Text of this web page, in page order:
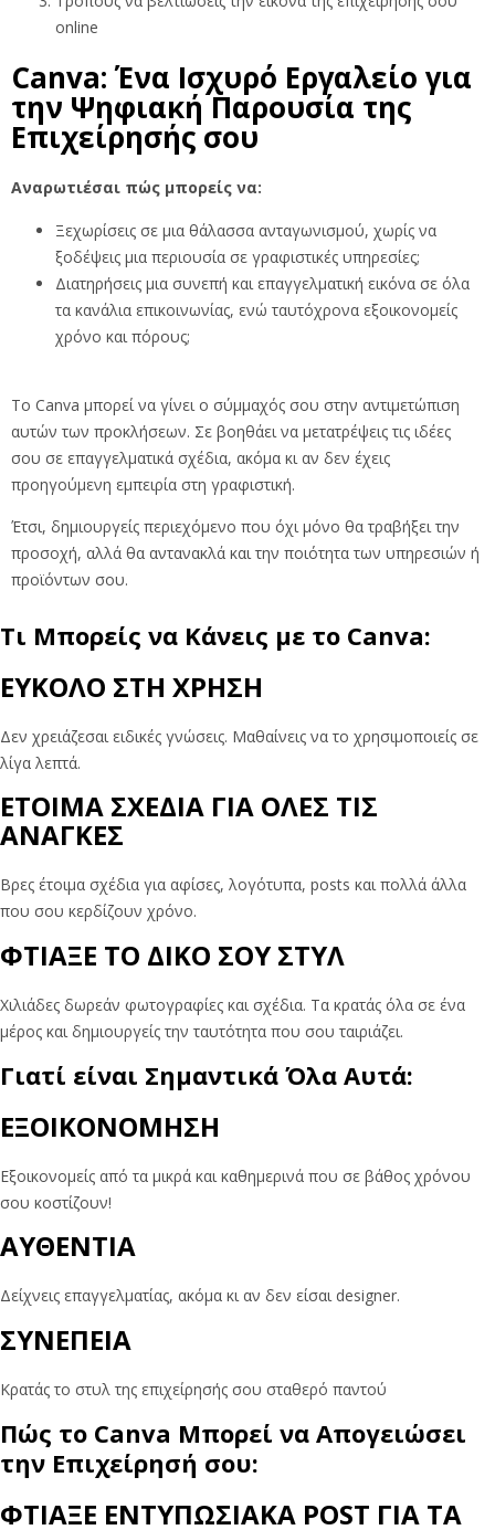
online
Canva: Ένα Ισχυρό Εργαλείο για
την Ψηφιακή Παρουσία της
Επιχείρησής σου
Αναρωτιέσαι πώς μπορείς να:
Ξεχωρίσεις σε μια θάλασσα ανταγωνισμού, χωρίς να
ξοδέψεις μια περιουσία σε γραφιστικές υπηρεσίες;
Διατηρήσεις μια συνεπή και επαγγελματική εικόνα σε όλα
τα κανάλια επικοινωνίας, ενώ ταυτόχρονα εξοικονομείς
χρόνο και πόρους;
Το Canva μπορεί να γίνει ο σύμμαχός σου στην αντιμετώπιση
αυτών των προκλήσεων. Σε βοηθάει να μετατρέψεις τις ιδέες
σου σε επαγγελματικά σχέδια, ακόμα κι αν δεν έχεις
προηγούμενη εμπειρία στη γραφιστική.
Έτσι, δημιουργείς περιεχόμενο που όχι μόνο θα τραβήξει την
προσοχή, αλλά θα αντανακλά και την ποιότητα των υπηρεσιών ή
προϊόντων σου.
Τι Μπορείς να Κάνεις με το Canva:
ΕΥΚΟΛΟ ΣΤΗ ΧΡΗΣΗ
Δεν χρειάζεσαι ειδικές γνώσεις. Μαθαίνεις να το χρησιμοποιείς σε
λίγα λεπτά.
ΕΤΟΙΜΑ ΣΧΕΔΙΑ ΓΙΑ ΟΛΕΣ ΤΙΣ
ΑΝΑΓΚΕΣ
Βρες έτοιμα σχέδια για αφίσες, λογότυπα, posts και πολλά άλλα
που σου κερδίζουν χρόνο.
ΦΤΙΑΞΕ ΤΟ ΔΙΚΟ ΣΟΥ ΣΤΥΛ
Χιλιάδες δωρεάν φωτογραφίες και σχέδια. Τα κρατάς όλα σε ένα
μέρος και δημιουργείς την ταυτότητα που σου ταιριάζει.
Γιατί είναι Σημαντικά Όλα Αυτά:
ΕΞΟΙΚΟΝΟΜΗΣΗ
Εξοικονομείς από τα μικρά και καθημερινά που σε βάθος χρόνου
σου κοστίζουν!
ΑΥΘΕΝΤΙΑ
Δείχνεις επαγγελματίας, ακόμα κι αν δεν είσαι designer.
ΣΥΝΕΠΕΙΑ
Κρατάς το στυλ της επιχείρησής σου σταθερό παντού
Πώς το Canva Μπορεί να Απογειώσει
την Επιχείρησή σου:
ΦΤΙΑΞΕ ΕΝΤΥΠΩΣΙΑΚΑ POST ΓΙΑ ΤΑ